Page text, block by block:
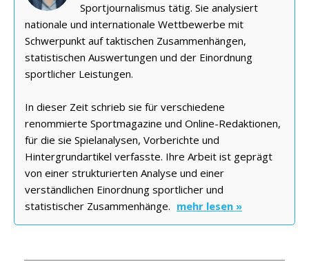
Sportjournalismus tätig. Sie analysiert
nationale und internationale Wettbewerbe mit
Schwerpunkt auf taktischen Zusammenhängen,
statistischen Auswertungen und der Einordnung
sportlicher Leistungen.
In dieser Zeit schrieb sie für verschiedene
renommierte Sportmagazine und Online-Redaktionen,
für die sie Spielanalysen, Vorberichte und
Hintergrundartikel verfasste. Ihre Arbeit ist geprägt
von einer strukturierten Analyse und einer
verständlichen Einordnung sportlicher und
statistischer Zusammenhänge. mehr lesen »